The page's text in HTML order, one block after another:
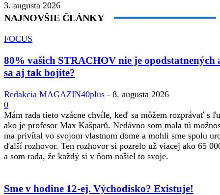
3. augusta 2026
NAJNOVŠIE ČLÁNKY
FOCUS
80% vašich STRACHOV nie je opodstatnených
sa aj tak bojíte?
Redakcia MAGAZIN40plus - 8. augusta 2026
0
Mám rada tieto vzácne chvíle, keď sa môžem rozprávať s
ako je profesor Max Kašparů. Nedávno som mala tú
ma privítal vo svojom vlastnom dome a mohli sme spolu
ďalší rozhovor. Ten rozhovor si pozrelo už viacej ako 65
a som rada, že každý si v ňom našiel to svoje.
Sme v hodine 12-ej. Východisko? Existuje!